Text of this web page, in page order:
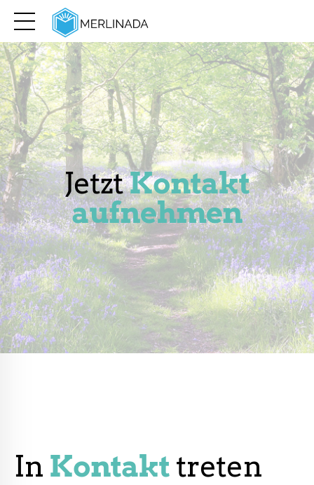
JetztKontakt
aufnehmen
In Kontakt treten